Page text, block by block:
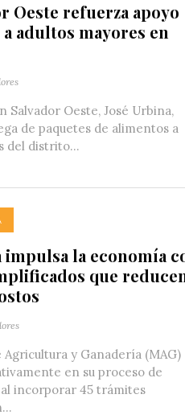
Oeste refuerza apoyo
adultos mayores en
Salvador Oeste, José Urbina,
de paquetes de alimentos a
del distrito...
la economía
que
y Ganadería (MAG)
en su proceso de
incorporar 45 trámites